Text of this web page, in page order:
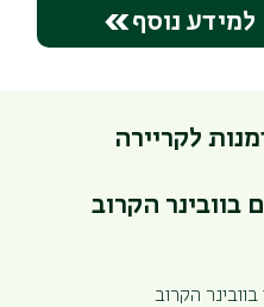
למידע נוסף
לקריירה
בוובינר הקרוב
הקרוב